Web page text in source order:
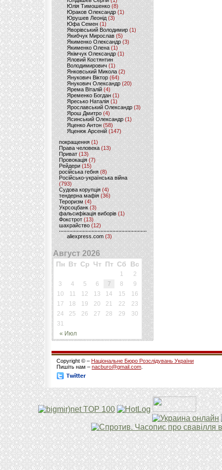
Юлія Тимошенко (8)
Юраков Олександр (1)
Юрушев Леонід (3)
Юфа Семен (1)
Яворівський Володимир (1)
Якибчук Мирослав (5)
Якименко Олександр (3)
Якименко Олена(1)
Якімчук Олександр (1)
Яловий Костянтин
Володимирович (1)
Янковський Микола(2)
Янукович Віктор (64)
Янукович Олександр(20)
Ярема Віталій(4)
Яременко Богдан(1)
Яресько Наталія(1)
Ярославський Олександр (3)
Ярош Дмитро (4)
Ясинський Олександр (1)
Яценко Антон(58)
Яценюк Арсеній (147)
покращення (1)
Права человека(13)
Приват (13)
Провокація (7)
Рейдери (15)
російська гебня (8)
Російсько-українська війна
(793)
Судова корупція (4)
тендерна мафія (36)
Тероризм (4)
Укрсоцбанк (3)
фальсифікація виборів (1)
Фокстрот(13)
шахрайство (12)
aliexpress.com (3)
Август 2026
Пн Вт Ср Чт Пт Сб Вс
« Июл
1
2
3
4 5 6 7 8
9
10
11 12 13 14 15
16
17
18 19 20 21 22
23
24
25 26 27 28 29
30
31
Copyright © – Національне Бюро Розслідувань України
Пишіть нам – nacburo@gmail.com